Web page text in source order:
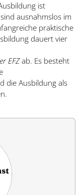
ist
ausnahmslos im
praktische
dauert vier
EFZab. Es besteht
die Ausbildung als